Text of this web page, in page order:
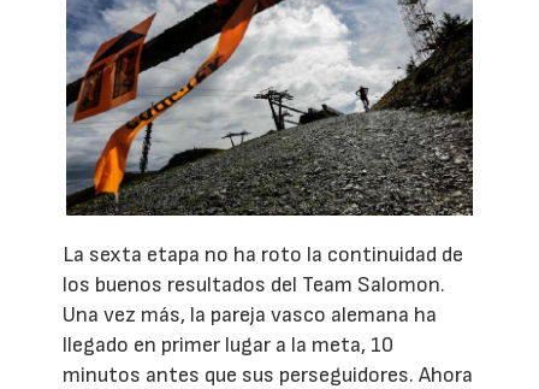
La sexta etapa no ha roto la continuidad de
los buenos resultados del Team Salomon.
Una vez más, la pareja vasco alemana ha
llegado en primer lugar a la meta, 10
minutos antes que sus perseguidores. Ahora